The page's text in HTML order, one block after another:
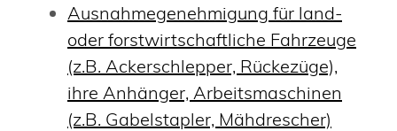
Ausnahmegenehmigung für land-
oder forstwirtschaftliche Fahrzeuge
(z.B. Ackerschlepper, Rückezüge),
ihre Anhänger, Arbeitsmaschinen
(z.B. Gabelstapler, Mähdrescher)